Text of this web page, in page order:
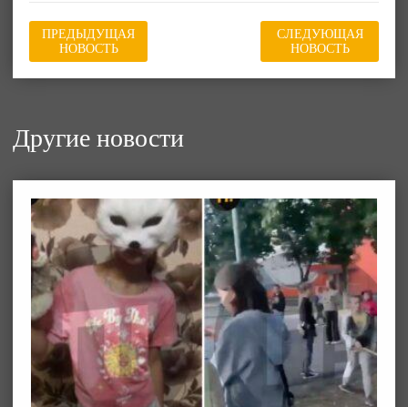
ПРЕДЫДУЩАЯ
НОВОСТЬ
СЛЕДУЮЩАЯ
НОВОСТЬ
Другие новости